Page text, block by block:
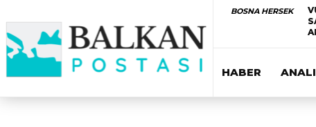
BOSNA HERSEK
HABER